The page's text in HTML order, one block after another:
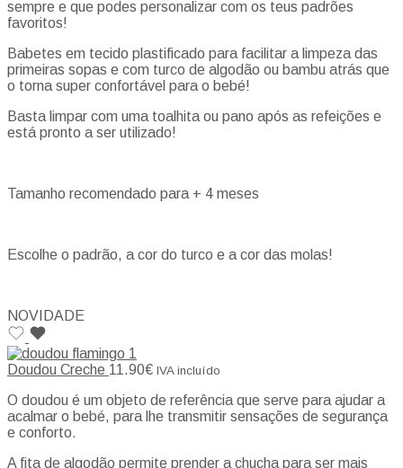
sempre e que podes personalizar com os teus padrões
favoritos!
Babetes em tecido plastificado para facilitar a limpeza das
primeiras sopas e com turco de algodão ou bambu atrás que
o torna super confortável para o bebé!
Basta limpar com uma toalhita ou pano após as refeições e
está pronto a ser utilizado!
Tamanho recomendado para + 4 meses
Escolhe o padrão, a cor do turco e a cor das molas!
NOVIDADE
Doudou Creche 11.90€ IVA incluído
O doudou é um objeto de referência que serve para ajudar a
acalmar o bebé, para lhe transmitir sensações de segurança
e conforto.
A fita de algodão permite prender a chucha para ser mais